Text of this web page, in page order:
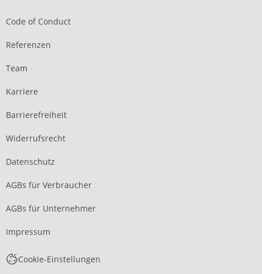
Code of Conduct
Referenzen
Team
Karriere
Barrierefreiheit
Widerrufsrecht
Datenschutz
AGBs für Verbraucher
AGBs für Unternehmer
Impressum
Cookie-Einstellungen